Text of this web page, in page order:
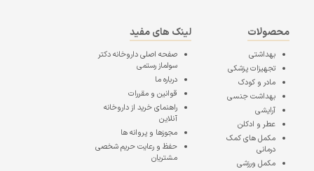
محصولات
بهداشتی
تجهیزات پزشکی
مادر و کودک
بهداشت جنسی
آرایشی
عطر و ادکلن
مکمل های کمک
درمانی
مکمل ورزشی
لینک های مفید
صفحه اصلیداروخانه دکتر
سولماز رستمی
درباره ما
قوانین و مقررات
راهنمای خرید از داروخانه
آنلاین
مجوزها و پروانه ها
حفظ و رعایت حریم شخصی
مشتریان